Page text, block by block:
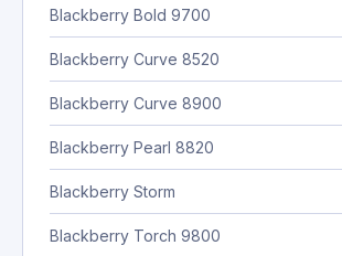
Blackberry Bold 9700
Blackberry Curve 8520
Blackberry Curve 8900
Blackberry Pearl 8820
Blackberry Storm
Blackberry Torch 9800